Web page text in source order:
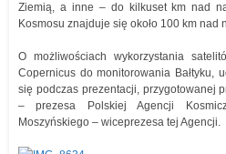
Ziemią, a inne – do kilkuset km nad
Kosmosu znajduje się około 100 km nad
O możliwościach wykorzystania
Copernicus do monitorowania Bałtyku,
się podczas prezentacji, przygotowanej
– prezesa Polskiej Agencji
Moszyńskiego – wiceprezesa tej Agencji.